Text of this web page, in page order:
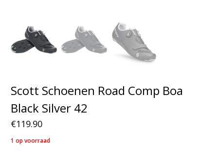
Scott Schoenen Road Comp Boa
Black Silver 42
€119.90
1 op voorraad